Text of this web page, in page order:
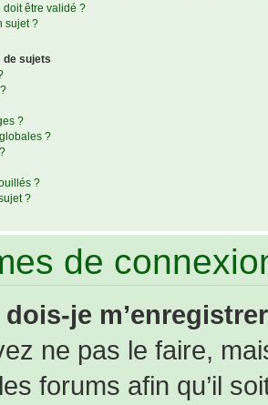
doit être validé ?
sujet ?
de sujets
?
?
?
?
de
je
ne pas le faire,
forums afin qu’il